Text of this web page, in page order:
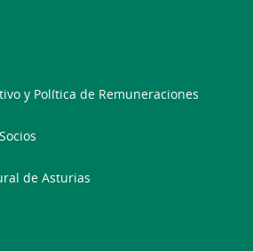
y Política de Remuneraciones
de Asturias